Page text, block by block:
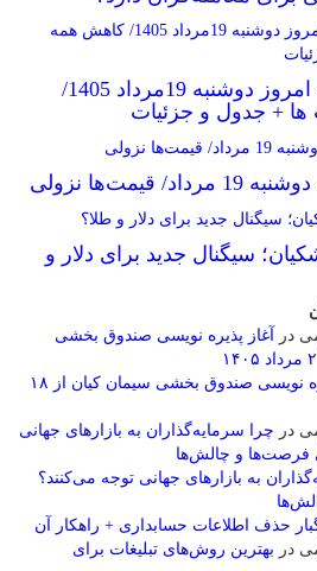
قیمت طلا و سکه امروز دوشنبه 19مرداد 1405/
+ جدول و جزئیات
نزولی
سیگنال جدید برای دلار و
در
آغاز پذیره نویسی صندوق بخشی
آغاز پذیره نویسی صندوق بخشی سیمان کیان از ۱۸
در چرا سرمایه‌گذاران به بازارهای جهانی
فرصت‌ها و چالش‌ها
به بازارهای جهانی توجه می‌کنند؟
در بهترین روش‌های تبلیغات برای